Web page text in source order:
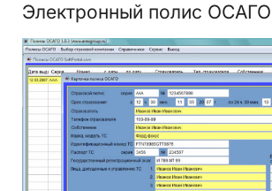
Электронный полис ОСАГО